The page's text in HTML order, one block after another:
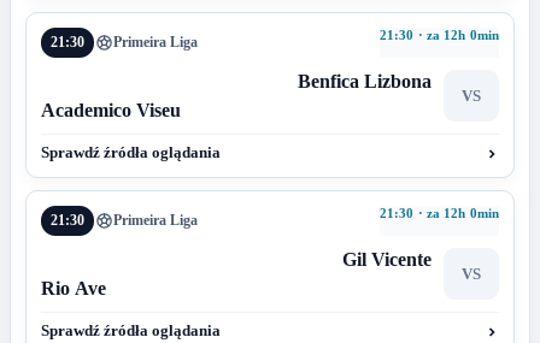
21:30 Primeira Liga 21:30 · za 12h 0min
Benfica Lizbona
VS
Academico Viseu
Sprawdź źródła oglądania
21:30 Primeira Liga 21:30 · za 12h 0min
Gil Vicente
VS
Rio Ave
Sprawdź źródła oglądania